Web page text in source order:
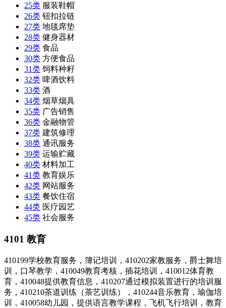
25类 服装鞋帽
26类 钮扣拉链
27类 地毯席垫
28类 健身器材
29类 食品
30类 方便食品
31类 饲料种籽
32类 啤酒饮料
33类 酒
34类 烟草烟具
35类 广告销售
36类 金融物管
37类 建筑修理
38类 通讯服务
39类 运输贮藏
40类 材料加工
41类 教育娱乐
42类 网站服务
43类 餐饮住宿
44类 医疗园艺
45类 社会服务
4101 教育
410199学校教育服务，簿记培训，410202家教服务，爵士舞培
训，口琴教学，410049教育考核，插花培训，410012体育教
育，410048提供教育信息，410207通过模拟装置进行的培训服
务，410210茶道训练（茶艺训练），410244音乐教育，瑜伽培
训，410058幼儿园，提供语言教学课程，飞机飞行培训，教育